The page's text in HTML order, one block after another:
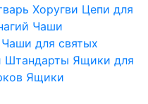
Хоругви Цепи для
Чаши
Чаши для святых
Штандарты Ящики для
Ящики